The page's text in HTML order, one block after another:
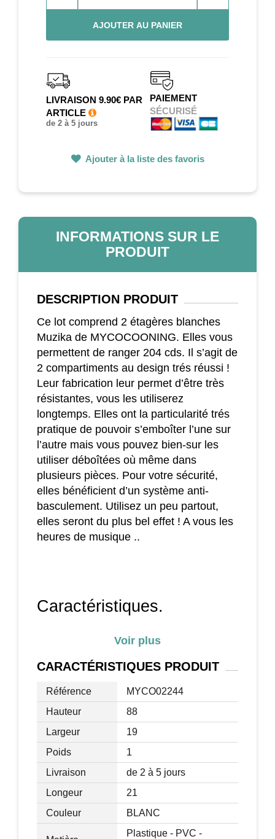
AJOUTER AU PANIER
LIVRAISON 9.90€ PAR
ARTICLE
de 2 à 5 jours
PAIEMENT
SÉCURISÉ
Ajouter à la liste des favoris
INFORMATIONS SUR LE
PRODUIT
DESCRIPTION PRODUIT
Ce lot comprend 2 étagères blanches
Muzika de MYCOCOONING. Elles vous
permettent de ranger 204 cds. Il s’agit de
2 compartiments au design trés réussi !
Leur fabrication leur permet d’être très
résistantes, vous les utiliserez
longtemps. Elles ont la particularité trés
pratique de pouvoir s’emboîter l’une sur
l’autre mais vous pouvez bien-sur les
utiliser déboîtées où même dans
plusieurs pièces. Pour votre sécurité,
elles bénéficient d’un système anti-
basculement. Utilisez un peu partout,
elles seront du plus bel effet ! A vous les
heures de musique ..
Caractéristiques.
Matériaux principaux: panneaux de
Dimensions totales: 21L x 19l x 88H cm
Hauteur de chaque planche: 19cm
Epaisseur du panneau: 1.6cm
Charge max: 5kg par compartiment
Capacité de rangement: jusqu’à 204
CDs
Style: Moderne
Voir plus
CARACTÉRISTIQUES PRODUIT
Référence
MYCO02244
Hauteur
88
Largeur
19
Poids
1
Livraison
de 2 à 5 jours
Longeur
21
Couleur
BLANC
Plastique - PVC -